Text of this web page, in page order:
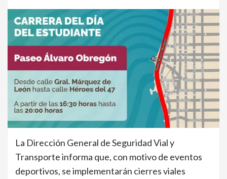
La Dirección General de Seguridad Vial y
Transporte informa que, con motivo de eventos
deportivos, se implementarán cierres viales